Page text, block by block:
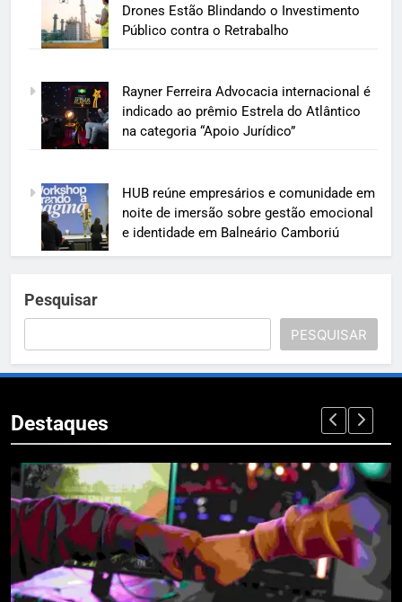
Drones Estão Blindando o Investimento
Público contra o Retrabalho
Rayner Ferreira Advocacia internacional é
indicado ao prêmio Estrela do Atlântico
na categoria “Apoio Jurídico”
HUB reúne empresários e comunidade em
noite de imersão sobre gestão emocional
e identidade em Balneário Camboriú
Pesquisar
PESQUISAR
Destaques